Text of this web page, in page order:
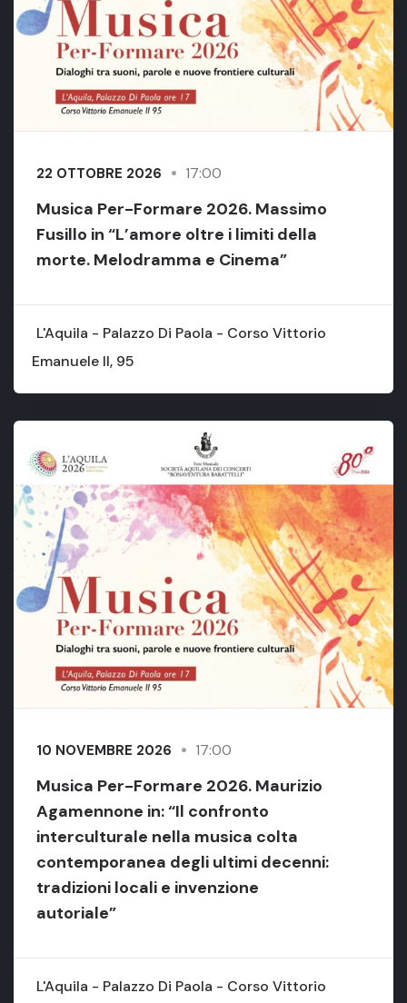
22 OTTOBRE 2026 17:00
Musica Per-Formare 2026. Massimo
Fusillo in “L’amore oltre i limiti della
morte. Melodramma e Cinema”
L'Aquila - Palazzo Di Paola - Corso Vittorio
Emanuele II, 95
10 NOVEMBRE 2026 17:00
Musica Per-Formare 2026. Maurizio
Agamennone in: “Il confronto
interculturale nella musica colta
contemporanea degli ultimi decenni:
tradizioni locali e invenzione
autoriale”
L'Aquila - Palazzo Di Paola - Corso Vittorio